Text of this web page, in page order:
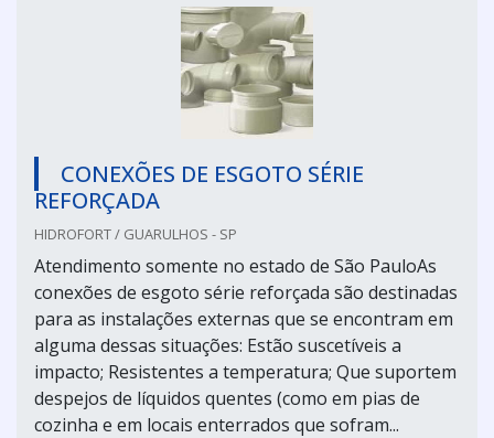
CONEXÕES DE ESGOTO SÉRIE
REFORÇADA
HIDROFORT / GUARULHOS - SP
Atendimento somente no estado de São PauloAs
conexões de esgoto série reforçada são destinadas
para as instalações externas que se encontram em
alguma dessas situações: Estão suscetíveis a
impacto; Resistentes a temperatura; Que suportem
despejos de líquidos quentes (como em pias de
cozinha e em locais enterrados que sofram...